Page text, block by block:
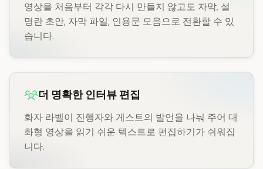
영상을 처음부터 각각 다시 만들지 않고도 자막, 설
명란 초안, 자막 파일, 인용문 모음으로 전환할 수 있
습니다.
더 명확한 인터뷰 편집
화자 라벨이 진행자와 게스트의 발언을 나눠 주어 대
화형 영상을 읽기 쉬운 텍스트로 편집하기가 쉬워집
니다.